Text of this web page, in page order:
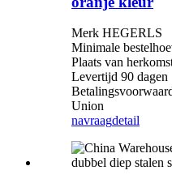
Merk HEGERLS
Minimale
Plaats van
Levertijd 90 dagen
Union
navraagdetail